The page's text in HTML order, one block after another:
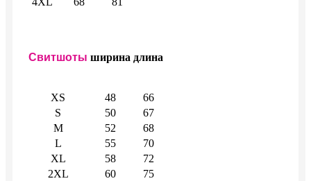
Свитшоты ширина длина
XS 48
66
S
50
67
M
52
68
L
55
70
XL
58
72
2XL
60
75